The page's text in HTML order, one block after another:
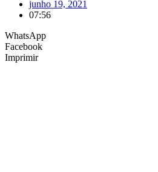
junho 19, 2021
07:56
WhatsApp
Facebook
Imprimir